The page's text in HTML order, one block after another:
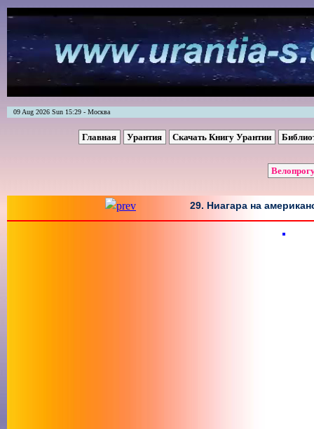
09 Aug 2026 Sun 15:29 - Москва
Главная Урантия Скачать Книгу Урантии
29. Ниагара на